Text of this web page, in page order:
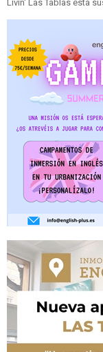
Livin' Las Tablas está